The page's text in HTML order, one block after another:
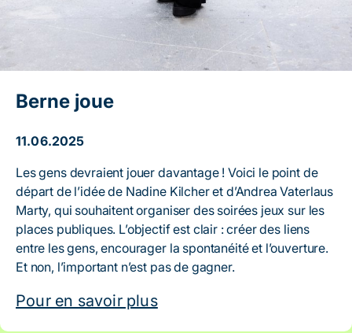
Berne joue
11.06.2025
Les gens devraient jouer davantage ! Voici le point de
départ de l’idée de Nadine Kilcher et d’Andrea Vaterlaus
Marty, qui souhaitent organiser des soirées jeux sur les
places publiques. L’objectif est clair : créer des liens
entre les gens, encourager la spontanéité et l’ouverture.
Et non, l’important n’est pas de gagner.
Pour en savoir plus